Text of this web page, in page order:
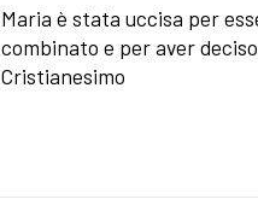
Maria è stata uccisa per
combinato e per aver
Cristianesimo